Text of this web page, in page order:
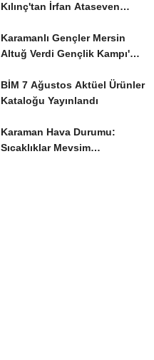
Kılınç'tan İrfan Ataseven
Karamanlı Gençler Mersin
Altuğ Verdi Gençlik Kampı'na
BİM 7 Ağustos Aktüel Ürünler
Kataloğu Yayınlandı
Karaman Hava Durumu:
Sıcaklıklar Mevsim